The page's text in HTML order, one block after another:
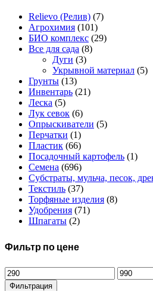
Relievo (Релив) (7)
Агрохимия (101)
БИО комплекс (29)
Все для сада (8)
Дуги (3)
Укрывной материал (5)
Грунты (13)
Инвентарь (21)
Леска (5)
Лук севок (6)
Опрыскиватели (5)
Перчатки (1)
Пластик (66)
Посадочный картофель (1)
Семена (696)
Субстраты, мульча, песок,
Текстиль (37)
Торфяные изделия (8)
Удобрения (71)
Шпагаты (2)
Фильтр по цене
Минимальная
цена
цена
Фильтрация